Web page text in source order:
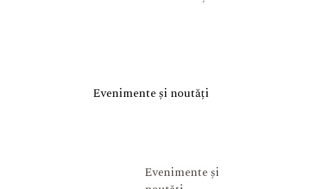
Evenimente și noutăți
Evenimente și